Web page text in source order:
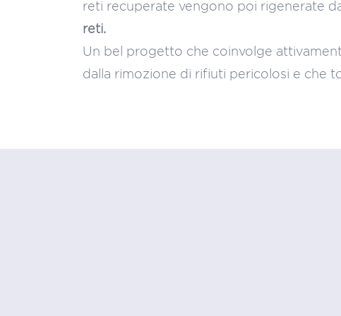
reti recuperate vengono poi rigenerate
reti.
Un bel progetto che coinvolge
dalla rimozione di rifiuti pericolosi e che